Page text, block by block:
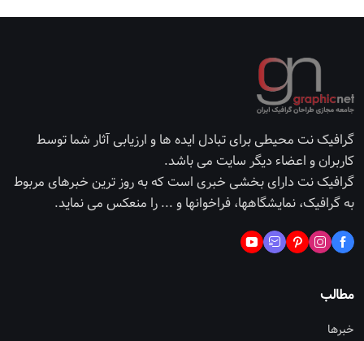
گرافیک نت محیطی برای تبادل ایده ها و ارزیابی آثار شما توسط
کاربران و اعضاء دیگر سایت می باشد.
گرافیک نت دارای بخشی خبری است که به روز ترین خبرهای مربوط
به گرافیک، نمایشگاهها، فراخوانها و ... را منعکس می نماید.
مطالب
خبرها